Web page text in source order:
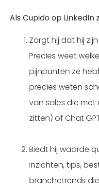
Als Cupido op LinkedIn
Zorgt hij dat hij
Precies weet
pijnpunten ze
precies weten
van sales die
zitten) of Chat
Biedt hij waarde
inzichten, tips,
branchetrends